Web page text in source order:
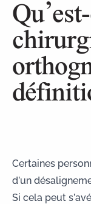
Certaines
d’un
Si cela peut